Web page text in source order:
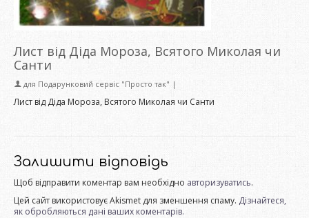
Лист від Діда Мороза, Всятого Миколая чи
Санти
для Подарунковий сервіс "Просто так" |
Лист від Діда Мороза, Всятого Миколая чи Санти
Залишити відповідь
Щоб відправити коментар вам необхідно авторизуватись.
Цей сайт використовує Akismet для зменшення спаму. Дізнайтеся,
як обробляються дані ваших коментарів.